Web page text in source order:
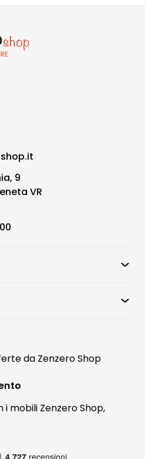
9
VR
da Zenzero Shop
mobili Zenzero Shop,